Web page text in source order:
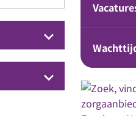
keyboard_arrow_down
keyboard_arrow_down